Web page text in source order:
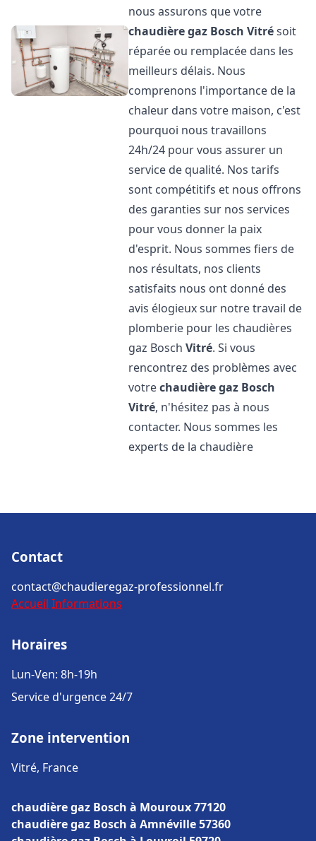
nous assurons que votre
chaudière gaz Bosch Vitrésoit
réparée ou remplacée dans les
meilleurs délais. Nous
comprenons l'importance de la
chaleur dans votre maison, c'est
pourquoi nous travaillons
24h/24 pour vous assurer un
service de qualité. Nos tarifs
sont compétitifs et nous offrons
des garanties sur nos services
pour vous donner la paix
d'esprit. Nous sommes fiers de
nos résultats, nos clients
satisfaits nous ont donné des
avis élogieux sur notre travail de
plomberie pour les chaudières
gaz BoschVitré. Si vous
rencontrez des problèmes avec
votrechaudière gaz Bosch
Vitré, n'hésitez pas à nous
contacter. Nous sommes les
experts de la chaudière
Contact
contact@chaudieregaz-professionnel.fr
Accueil Informations
Horaires
Lun-Ven: 8h-19h
Service d'urgence 24/7
Zone intervention
Vitré, France
chaudière gaz Bosch à Mouroux 77120
chaudière gaz Bosch à Amnéville 57360